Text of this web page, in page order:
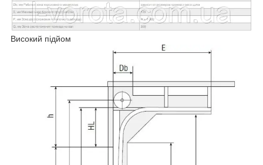
Високий підйом